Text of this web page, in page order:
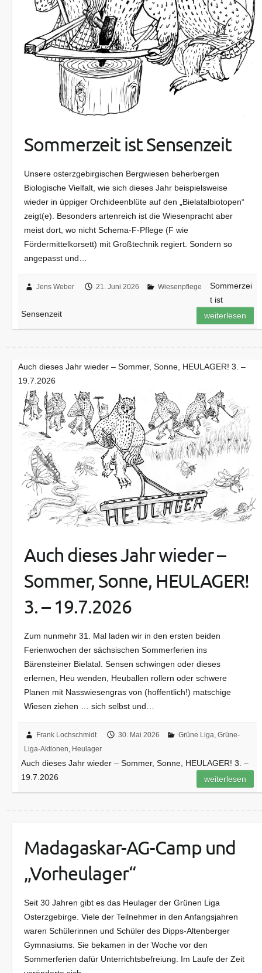
Sommerzeit ist Sensenzeit
Unsere osterzgebirgischen Bergwiesen beherbergen
Biologische Vielfalt, wie sich dieses Jahr beispielsweise
wieder in üppiger Orchideenblüte auf den „Bielatalbiotopen“
zeigt(e). Besonders artenreich ist die Wiesenpracht aber
meist dort, wo nicht Schema-F-Pflege (F wie
Fördermittelkorsett) mit Großtechnik regiert. Sondern so
angepasst und…
Jens Weber 21. Juni 2026 Wiesenpflege
Sommerzei
t ist
Sensenzeit
weiterlesen
Auch dieses Jahr wieder – Sommer, Sonne, HEULAGER! 3. –
19.7.2026
Auch dieses Jahr wieder –
Sommer, Sonne, HEULAGER!
3. – 19.7.2026
Zum nunmehr 31. Mal laden wir in den ersten beiden
Ferienwochen der sächsischen Sommerferien ins
Bärensteiner Bielatal. Sensen schwingen oder dieses
erlernen, Heu wenden, Heuballen rollern oder schwere
Planen mit Nasswiesengras von (hoffentlich!) matschige
Wiesen ziehen … sich selbst und…
Frank Lochschmidt 30. Mai 2026 Grüne Liga,Grüne-
Liga-Aktionen, Heulager
Auch dieses Jahr wieder – Sommer, Sonne, HEULAGER! 3. –
19.7.2026
weiterlesen
Madagaskar-AG-Camp und
„Vorheulager“
Seit 30 Jahren gibt es das Heulager der Grünen Liga
Osterzgebirge. Viele der Teilnehmer in den Anfangsjahren
waren Schülerinnen und Schüler des Dipps-Altenberger
Gymnasiums. Sie bekamen in der Woche vor den
Sommerferien dafür Unterrichtsbefreiung. Im Laufe der Zeit